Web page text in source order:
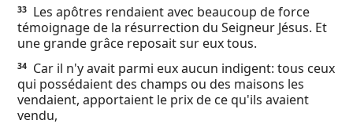
33
Les apôtres rendaient avec beaucoup de force
témoignage de la résurrection du Seigneur Jésus. Et
une grande grâce reposait sur eux tous.
34
Car il n'y avait parmi eux aucun indigent: tous ceux
qui possédaient des champs ou des maisons les
vendaient, apportaient le prix de ce qu'ils avaient
vendu,